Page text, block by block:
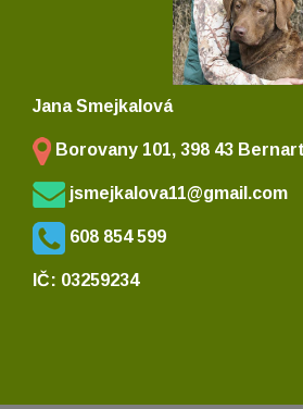
Jana Smejkalová
Borovany 101, 398 43
jsmejkalova11@gmail.com
608 854 599
IČ: 03259234